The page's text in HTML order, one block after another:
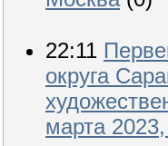
22:11
округа
марта